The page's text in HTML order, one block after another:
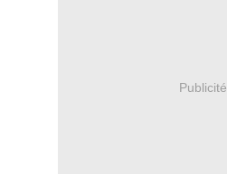
Publicité